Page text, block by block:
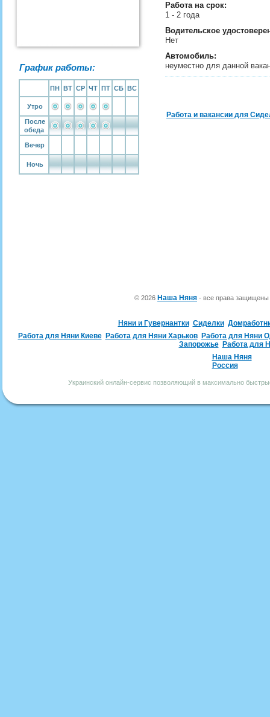
График работы:
ПН ВТ СР ЧТ ПТ СБ ВС
Утро
После
обеда
Вечер
Ночь
Работа на срок:
1 - 2 года
Водительское
Нет
Автомобиль:
неуместно для данной
Работа и вакансии для
© 2026 Наша Няня - все права
Няни и Гувернантки Сиделки
Работа для Няни Киеве
Работа для Няни Харьков
Работа для Няни
Запорожье
Работа для
Наша Няня
Россия
Украинский онлайн-сервис позволяющий в максимально